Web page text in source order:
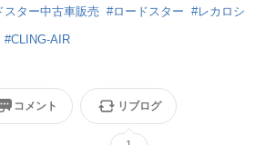
スター中古車販売 #ロードスター #レカロシ
#CLING-AIR
コメント リブログ